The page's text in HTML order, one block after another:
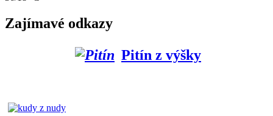
Zajímavé odkazy
Pitín z výšky